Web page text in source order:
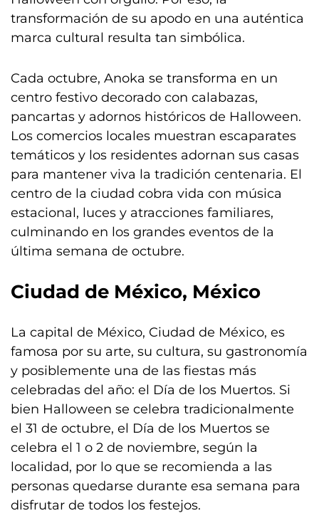
transformación de su apodo en una auténtica
marca cultural resulta tan simbólica.
Cada octubre, Anoka se transforma en un
centro festivo decorado con calabazas,
pancartas y adornos históricos de Halloween.
Los comercios locales muestran escaparates
temáticos y los residentes adornan sus casas
para mantener viva la tradición centenaria. El
centro de la ciudad cobra vida con música
estacional, luces y atracciones familiares,
culminando en los grandes eventos de la
última semana de octubre.
Ciudad de México, México
La capital de México, Ciudad de México, es
famosa por su arte, su cultura, su gastronomía
y posiblemente una de las fiestas más
celebradas del año: el Día de los Muertos. Si
bien Halloween se celebra tradicionalmente
el 31 de octubre, el Día de los Muertos se
celebra el 1 o 2 de noviembre, según la
localidad, por lo que se recomienda a las
personas quedarse durante esa semana para
disfrutar de todos los festejos.